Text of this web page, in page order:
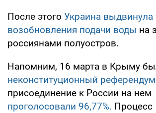
После этого Украина выдвинула
возобновления подачи воды на
россиянами полуостров.
Напомним, 16 марта в Крыму
неконституционный референдум
присоединение к России на нем
проголосовали 96,77%. Процесс